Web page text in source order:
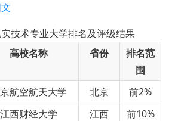
技术专业大学排名及评级结果
高校名称 省份
排名范
围
航空航天大学 北京
前2%
江西财经大学 江西
前10%